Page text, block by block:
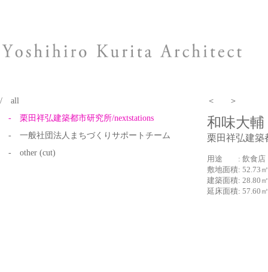
/ all
- 栗田祥弘建築都市研究所/nextstations
- 一般社団法人まちづくりサポートチーム
- other (cut)
＜ ＞
和味大
栗田祥弘建築
用途 : 飲食店
敷地面積: 52.73㎡
建築面積: 28.80㎡
延床面積: 57.60㎡